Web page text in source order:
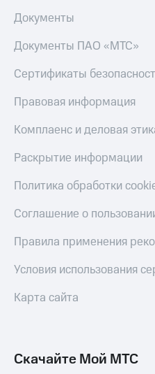
Документы
Документы ПАО «МТС»
Сертификаты
Правовая информация
Комплаенс и деловая
Раскрытие информации
Политика обработки
Соглашение о
Правила применения
Условия использования
Карта сайта
Скачайте Мой МТС